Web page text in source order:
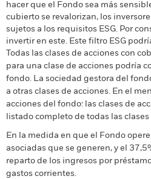
hacer que el Fondo sea más
cubierto se revalorizan, los
sujetos a los requisitos ESG. Por
invertir en este. Este filtro ESG
Todas las clases de acciones con
para una clase de acciones podría
fondo. La sociedad gestora del
a otras clases de acciones. En el
acciones del fondo: las clases de
listado completo de todas las
En la medida en que el Fondo
asociadas que se generen, y el
reparto de los ingresos por
gastos corrientes.